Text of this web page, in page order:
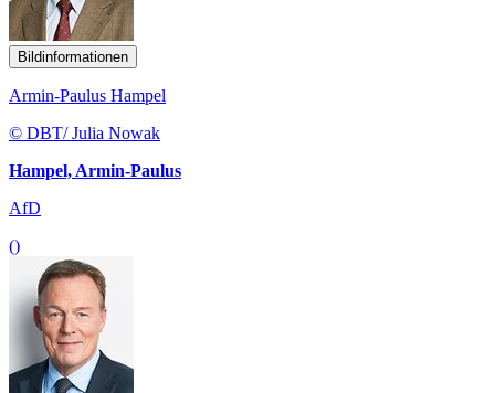
Bildinformationen
Armin-Paulus Hampel
© DBT/ Julia Nowak
Hampel, Armin-Paulus
AfD
()